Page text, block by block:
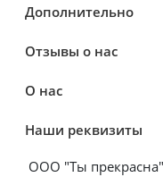
Дополнительно
Отзывы о нас
О нас
Наши реквизиты
ООО "Ты прекрасна"